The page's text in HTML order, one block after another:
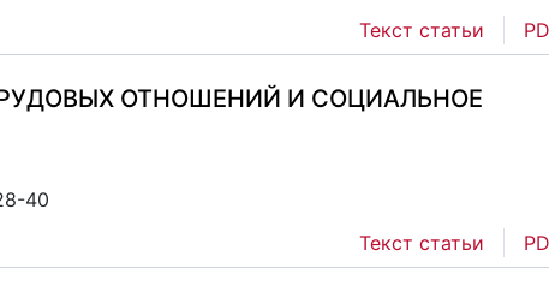
Текст статьи
ОТНОШЕНИЙ И СОЦИАЛЬНОЕ
40
Текст статьи